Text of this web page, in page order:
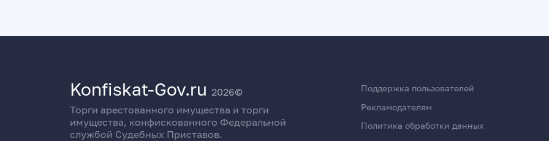
Konfiskat-Gov.ru 2026©
Торги арестованного имущества и торги
имущества, конфискованного Федеральной
службой Судебных Приставов.
Поддержка пользователей
Рекламодателям
Политика обработки данных